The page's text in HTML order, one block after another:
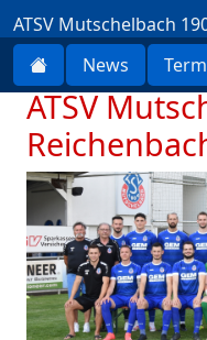
ATSV Mutschelbach
News
ATSV